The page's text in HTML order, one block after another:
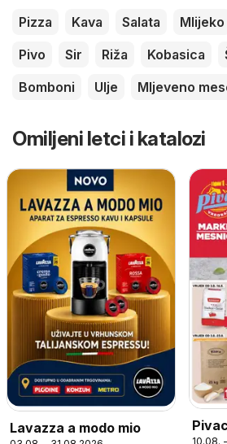
Pizza Kava Salata Mlijeko
Pivo
Sir Riža Kobasica
Bomboni
Ulje Mljeveno
Omiljeni letci i katalozi
Lavazza a modo mio
10.08.